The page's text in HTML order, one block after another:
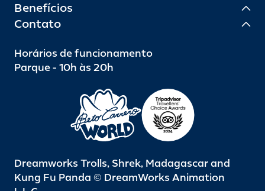
Benefícios
Contato
Horários de funcionamento
Parque - 10h às 20h
Dreamworks Trolls, Shrek, Madagascar and
Kung Fu Panda © DreamWorks Animation